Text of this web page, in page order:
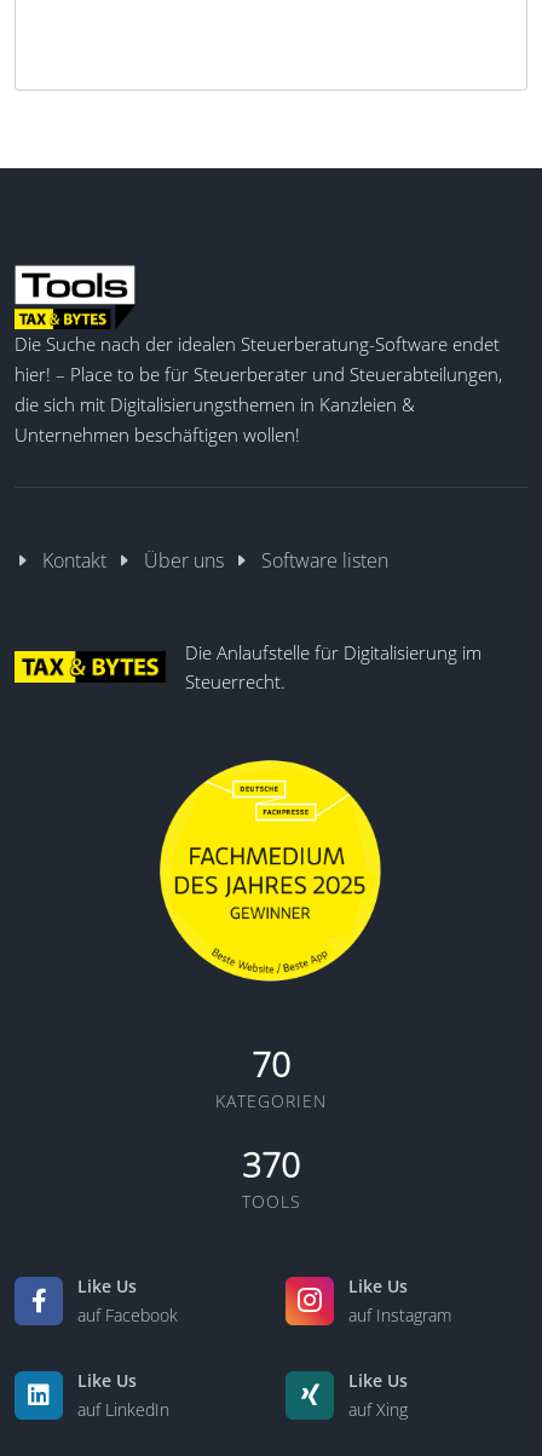
Die Suche nach der idealen Steuerberatung-Software endet
hier! – Place to be für Steuerberater und Steuerabteilungen,
die sich mit Digitalisierungsthemen in Kanzleien &
Unternehmen beschäftigen wollen!
Kontakt Über uns Software listen
Die Anlaufstelle für Digitalisierung im
Steuerrecht.
70
KATEGORIEN
370
TOOLS
Like Us
auf Facebook
Like Us
auf Instagram
Like Us
auf LinkedIn
Like Us
auf Xing